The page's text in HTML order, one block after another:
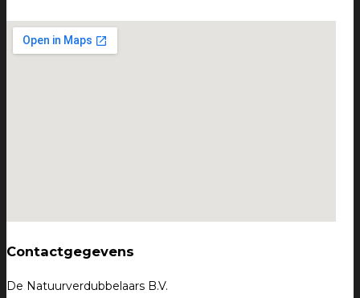
Contactgegevens
De Natuurverdubbelaars B.V.